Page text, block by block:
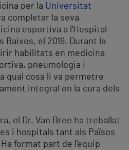
per la Universitat
completar la seva
esportiva a l'Hospital
Baixos, el 2019. Durant la
habilitats en medicina
pneumologia i
qual cosa li va permetre
integral en la cura dels
el Dr. Van Bree ha treballat
i hospitals tant als Països
format part de l'equip